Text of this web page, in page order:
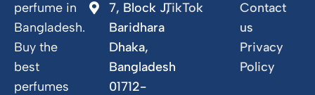
perfume in
Bangladesh.
Buy the
best
perfumes
7, Block J,
Baridhara
Dhaka,
Bangladesh
01712-
TikTok
Contact
us
Privacy
Policy